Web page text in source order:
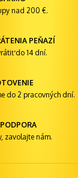
nad 200 €.
PEŇAZÍ
do 14 dní.
do 2 pracovných dní.
zavolajte nám.